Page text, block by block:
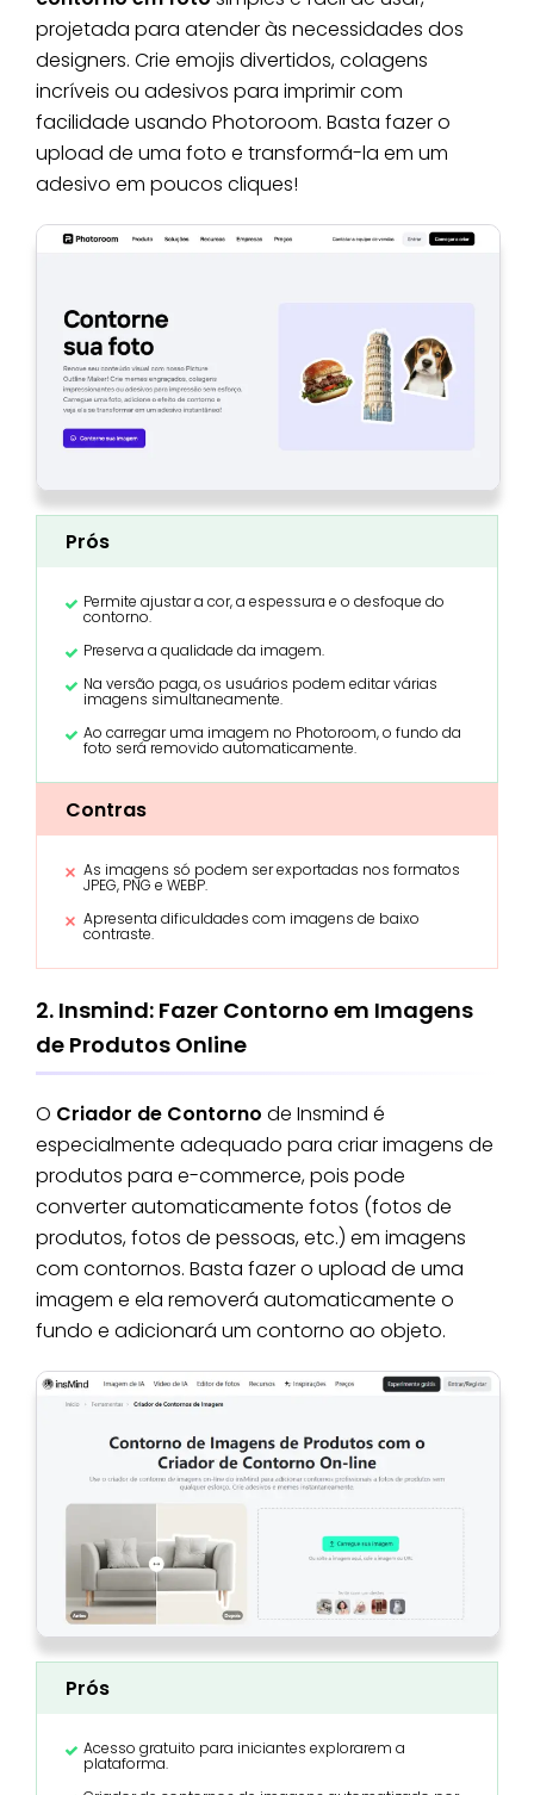
projetada para atender às necessidades dos
designers. Crie emojis divertidos, colagens
incríveis ou adesivos para imprimir com
facilidade usando Photoroom. Basta fazer o
upload de uma foto e transformá-la em um
adesivo em poucos cliques!
Prós
Permite ajustar a cor, a espessura e o desfoque do
contorno.
Preserva a qualidade da imagem.
Na versão paga, os usuários podem editar várias
imagens simultaneamente.
Ao carregar uma imagem no Photoroom, o fundo da
foto será removido automaticamente.
Contras
As imagens só podem ser exportadas nos formatos
JPEG, PNG e WEBP.
Apresenta dificuldades com imagens de baixo
contraste.
2. Insmind: Fazer Contorno em Imagens
de Produtos Online
O Criador de Contorno de Insmind é
especialmente adequado para criar imagens de
produtos para e-commerce, pois pode
converter automaticamente fotos (fotos de
produtos, fotos de pessoas, etc.) em imagens
com contornos. Basta fazer o upload de uma
imagem e ela removerá automaticamente o
fundo e adicionará um contorno ao objeto.
Prós
Acesso gratuito para iniciantes explorarem a
plataforma.